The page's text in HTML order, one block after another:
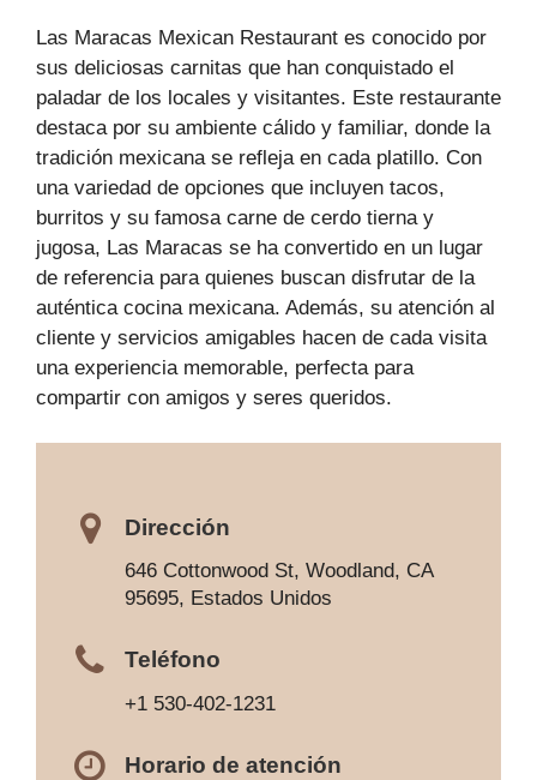
Las Maracas Mexican Restaurant es conocido por
sus deliciosas carnitas que han conquistado el
paladar de los locales y visitantes. Este restaurante
destaca por su ambiente cálido y familiar, donde la
tradición mexicana se refleja en cada platillo. Con
una variedad de opciones que incluyen tacos,
burritos y su famosa carne de cerdo tierna y
jugosa, Las Maracas se ha convertido en un lugar
de referencia para quienes buscan disfrutar de la
auténtica cocina mexicana. Además, su atención al
cliente y servicios amigables hacen de cada visita
una experiencia memorable, perfecta para
compartir con amigos y seres queridos.
Dirección
646 Cottonwood St, Woodland, CA
95695, Estados Unidos
Teléfono
+1 530-402-1231
Horario de atención